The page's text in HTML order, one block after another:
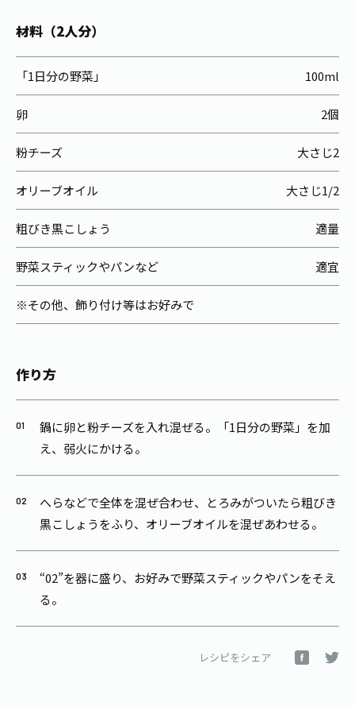
材料（2人分）
「1日分の野菜」 100ml
卵 2個
粉チーズ 大さじ2
オリーブオイル 大さじ1/2
粗びき黒こしょう 適量
野菜スティックやパンなど 適宜
※その他、飾り付け等はお好みで
作り方
鍋に卵と粉チーズを入れ混ぜる。「1日分の野菜」を加
え、弱火にかける。
へらなどで全体を混ぜ合わせ、とろみがついたら粗びき
黒こしょうをふり、オリーブオイルを混ぜあわせる。
“02”を器に盛り、お好みで野菜スティックやパンをそえ
る。
レシピをシェア